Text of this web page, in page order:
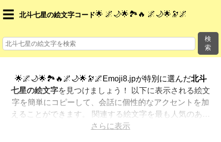
☰ 北斗七星の絵文字コード 🌟 🌌🌙🌟🏞️🔥 🌌🌙🌟🔭🌌
検
索
🌟🌌🌙🌟🏞️🔥🌌🌙🌟🔭🌌Emoji8.jpが特別に選んだ北斗
七星の絵文字を見つけましょう！ 以下に表示される絵文
字を簡単にコピーして、会話に個性的なアクセントを加
えることができます。 関連する絵文字を最も人気のある
順に表示しました。さらに多くのオプションが欲しいで
さらに表示